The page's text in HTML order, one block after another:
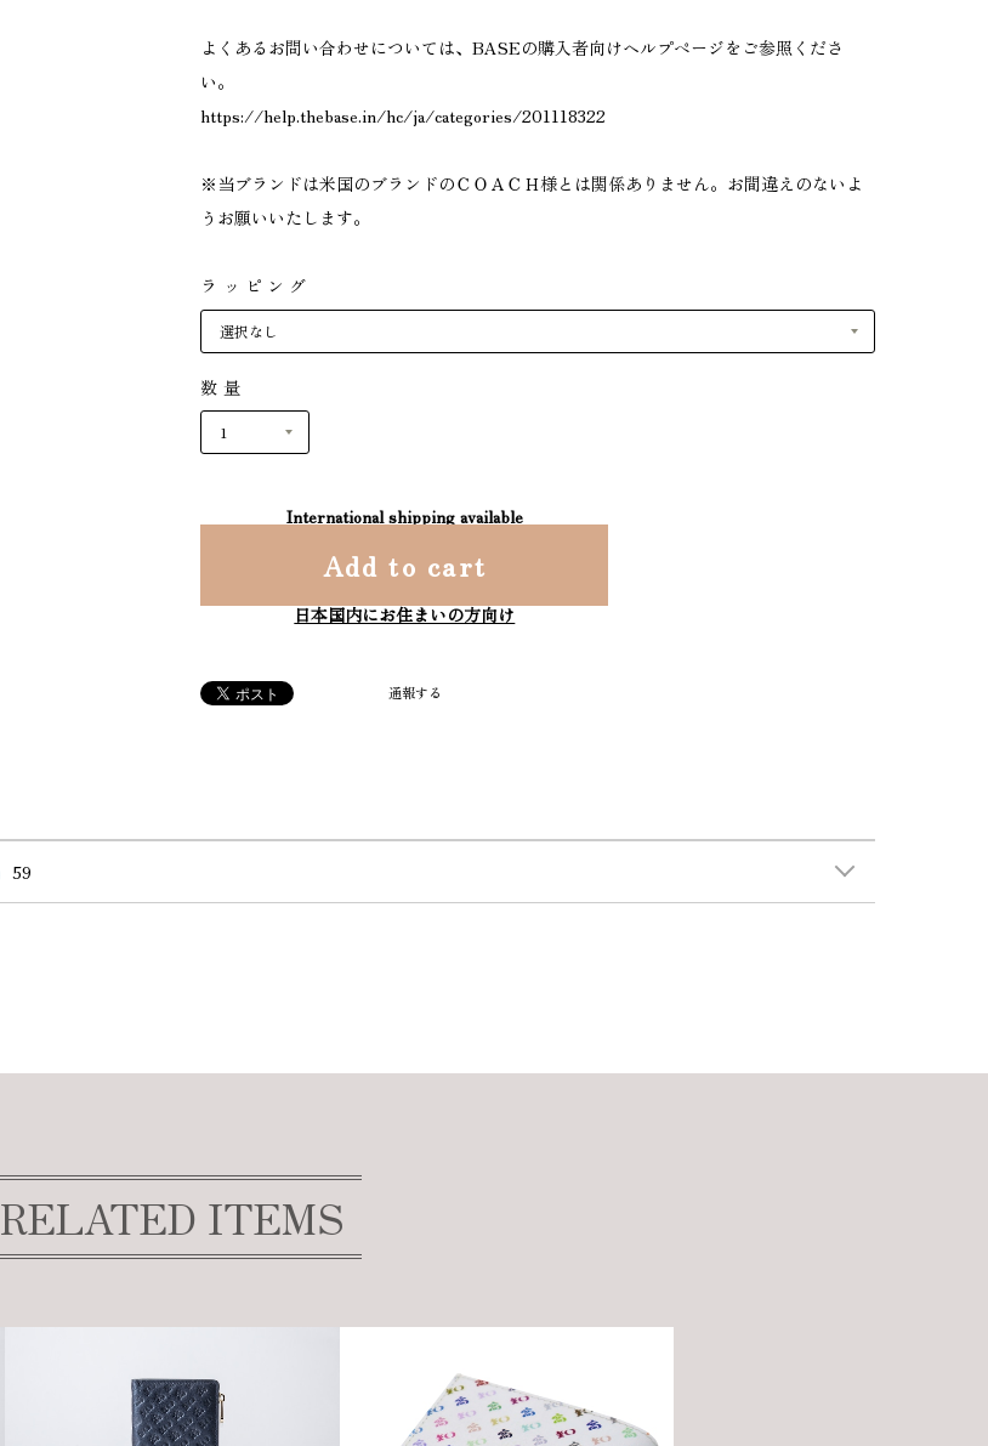
よくあるお問い合わせについては、BASEの購入者向けヘルプページをご参照くださ
い。
https://help.thebase.in/hc/ja/categories/201118322
※当ブランドは米国のブランドのＣＯＡＣＨ様とは関係ありません。お間違えのないよ
うお願いいたします。
ラッピング
数量
International shipping available
Add to cart
日本国内にお住まいの方向け
通報する
59
RELATED ITEMS